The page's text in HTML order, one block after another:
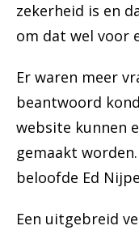
zekerheid is en
om dat wel voor
Er waren meer
beantwoord
website kunnen
gemaakt
beloofde Ed
Een uitgebreid